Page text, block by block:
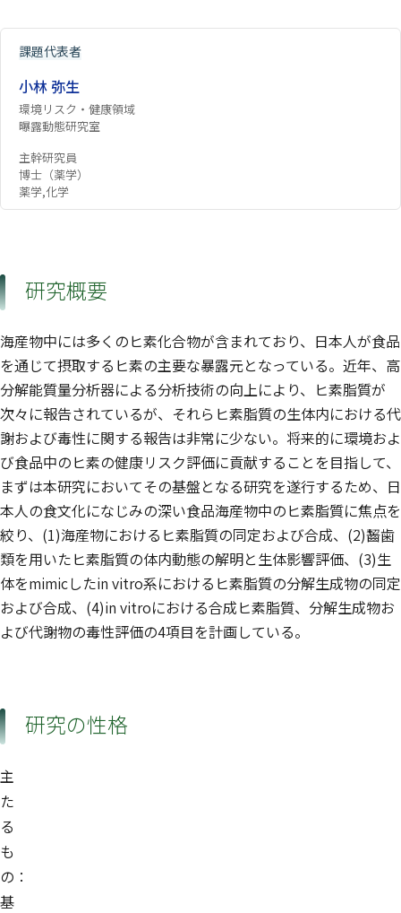
課題代表者
小林 弥生
環境リスク・健康領域
曝露動態研究室
主幹研究員
博士（薬学）
薬学,化学
研究概要
海産物中には多くのヒ素化合物が含まれており、日本人が食品
を通じて摂取するヒ素の主要な暴露元となっている。近年、高
分解能質量分析器による分析技術の向上により、ヒ素脂質が
次々に報告されているが、それらヒ素脂質の生体内における代
謝および毒性に関する報告は非常に少ない。将来的に環境およ
び食品中のヒ素の健康リスク評価に貢献することを目指して、
まずは本研究においてその基盤となる研究を遂行するため、日
本人の食文化になじみの深い食品海産物中のヒ素脂質に焦点を
絞り、(1)海産物におけるヒ素脂質の同定および合成、(2)齧歯
類を用いたヒ素脂質の体内動態の解明と生体影響評価、(3)生
体をmimicしたin vitro系におけるヒ素脂質の分解生成物の同定
および合成、(4)in vitroにおける合成ヒ素脂質、分解生成物お
よび代謝物の毒性評価の4項目を計画している。
研究の性格
主
た
る
も
の：
基